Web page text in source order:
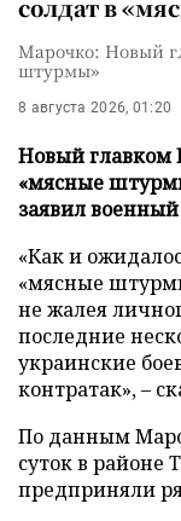
солдат в
Марочко: Новый
штурмы»
8 августа 2026, 01:20
Новый главком
«мясные
заявил
«Как и
«мясные
не жалея
последние
украинские
контратак», –
По данным
суток в районе
предприняли